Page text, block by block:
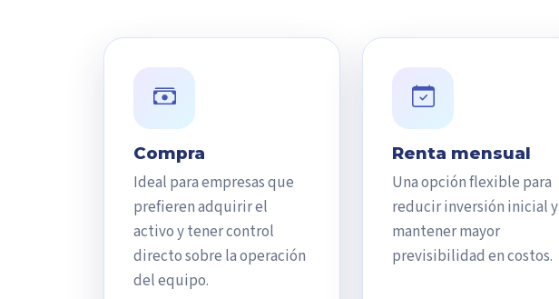
Compra
Ideal para empresas que
prefieren adquirir el
activo y tener control
directo sobre la operación
del equipo.
Renta mensual
Una opción flexible para
reducir inversión inicial y
mantener mayor
previsibilidad en costos.